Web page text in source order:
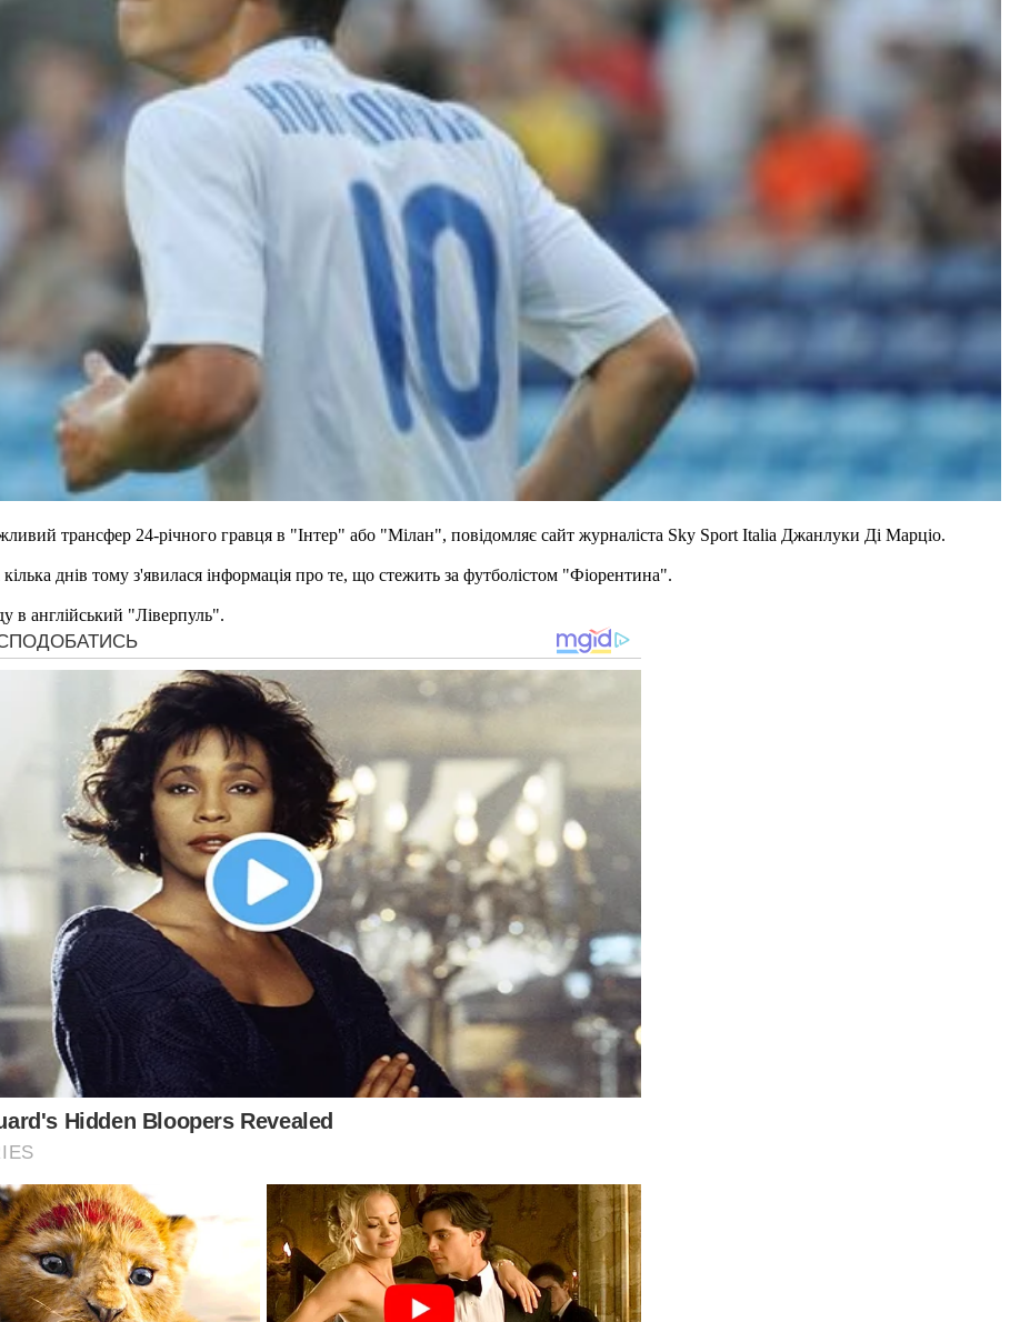
трансфер 24-річного гравця в "Інтер" або "Мілан", повідомляє сайт журналіста Sky Sport Italia Джанлуки Ді Марціо.
днів тому з'явилася інформація про те, що стежить за футболістом "Фіорентина".
в англійський "Ліверпуль".